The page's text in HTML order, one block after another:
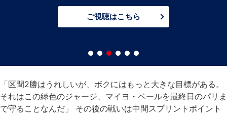
ご視聴はこちら
「区間2勝はうれしいが、ボクにはもっと大きな目標がある。
それはこの緑色のジャージ、マイヨ・ベールを最終日のパリま
で守ることなんだ」 その後の戦いは中間スプリントポイント